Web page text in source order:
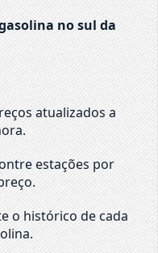
no sul da
atualizados a
estações por
o histórico de cada